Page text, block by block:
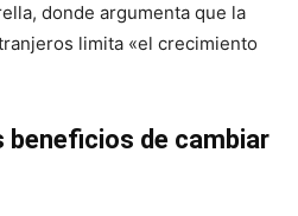
donde argumenta que la
limita «el crecimiento
beneficios de cambiar